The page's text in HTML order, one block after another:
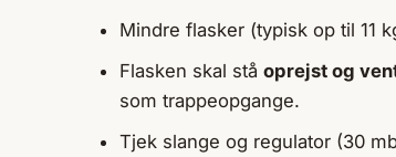
Mindre flasker (typisk op til 11
Flasken skal stå oprejst og
som trappeopgange.
Tjek slange og regulator (30